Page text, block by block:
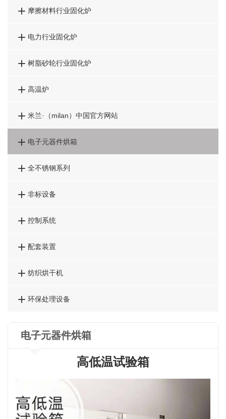
 摩擦材料行业固化炉
 电力行业固化炉
 树脂砂轮行业固化炉
 高温炉
 米兰·（milan）中国官方网站
 电子元器件烘箱
 全不锈钢系列
 非标设备
 控制系统
 配套装置
 纺织烘干机
 环保处理设备
电子元器件烘箱
高低温试验箱